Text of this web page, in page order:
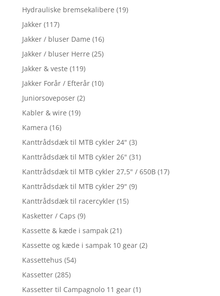
Hydrauliske bremsekalibere (19)
Jakker (117)
Jakker / bluser Dame (16)
Jakker / bluser Herre (25)
Jakker & veste (119)
Jakker Forår / Efterår (10)
Juniorsoveposer (2)
Kabler & wire (19)
Kamera (16)
Kanttrådsdæk til MTB cykler 24" (3)
Kanttrådsdæk til MTB cykler 26" (31)
Kanttrådsdæk til MTB cykler 27,5" / 650B (17)
Kanttrådsdæk til MTB cykler 29" (9)
Kanttrådsdæk til racercykler (15)
Kasketter / Caps (9)
Kassette & kæde i sampak (21)
Kassette og kæde i sampak 10 gear (2)
Kassettehus (54)
Kassetter (285)
Kassetter til Campagnolo 11 gear (1)